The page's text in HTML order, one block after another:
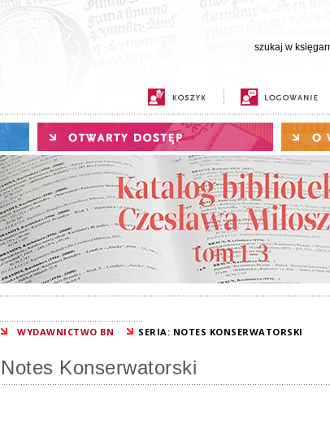
WYDAWNICTWO BN SERIA: NOTES KONSERWATORSKI
Notes Konserwatorski